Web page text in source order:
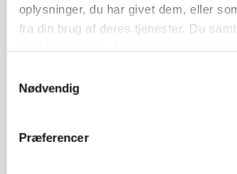
oplysninger, du har givet dem, eller
fra din brug af deres tjenester. Du
Nødvendig
Præferencer
Maskiner landmænd i gang